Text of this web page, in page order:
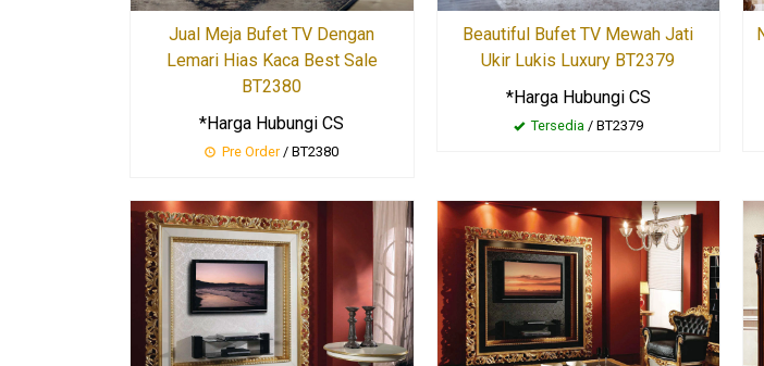
Jual Meja Bufet TV Dengan
Lemari Hias Kaca Best Sale
BT2380
*Harga Hubungi CS
Pre Order/ BT2380
Beautiful Bufet TV Mewah Jati
Ukir Lukis Luxury BT2379
*Harga Hubungi CS
Tersedia / BT2379